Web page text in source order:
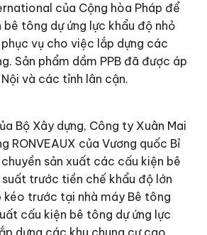
của Cộng hòa Pháp để
tông dự ứng lực khẩu độ nhỏ
vụ cho việc lắp dựng các
Sản phẩm dầm PPB đã được áp
và các tỉnh lân cận.
Bộ Xây dựng, Công ty Xuân Mai
RONVEAUX của Vương quốc Bỉ
sản xuất các cấu kiện bê
trước tiền chế khẩu độ lớn
kéo trước tại nhà máy Bê tông
cấu kiện bê tông dự ứng lực